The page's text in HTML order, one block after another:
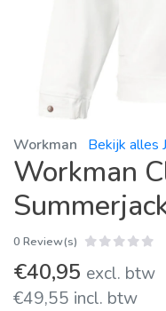
Workman Bekijk alles
Workman
0 Review(s)
€40,95 excl. btw
€49,55 incl. btw